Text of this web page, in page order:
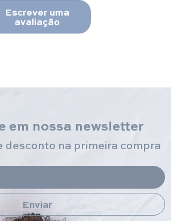
Escrever uma
avaliação
em nossa newsletter
desconto na primeira compra
Enviar